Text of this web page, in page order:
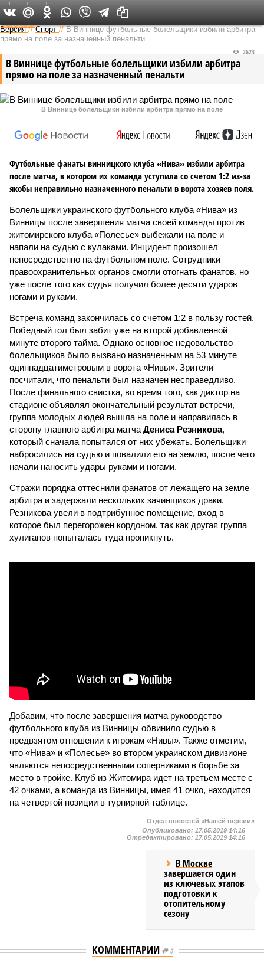
Федеральный выпуск
Версия //Спорт //В Виннице футбольные болельщики избили арбитра
прямо на поле за назначенный пенальти
В Виннице футбольные болельщики избили арбитра
прямо на поле за назначенный пенальти
2623
В Виннице болельщики избили арбитра прямо на поле
Футбольные фанаты винницкого клуба «Нива» избили арбитра
после матча, в котором их команда уступила со счетом 1:2 из-за
якобы неправильно назначенного пенальти в ворота хозяев поля.
Болельщики украинского футбольного клуба «Нива» из
Винницы после завершения матча своей команды против
житомирского клуба «Полесье» выбежали на поле и
напали на судью с кулаками. Инцидент произошел
непосредственно на футбольном поле. Сотрудники
правоохранительных органов смогли отогнать фанатов, но
уже после того как судья получил более десяти ударов
ногами и руками.
Встреча команд закончилась со счетом 1:2 в пользу гостей.
Победный гол был забит уже на второй добавленной
минуте второго тайма. Однако основное недовольство
болельщиков было вызвано назначенным на 53 минуте
одиннадцатиметровым в ворота «Нивы». Зрители
посчитали, что пенальти был назначен несправедливо.
После финального свистка, во время того, как диктор на
стадионе объявлял окончательный результат встречи,
группа молодых людей вышла на поле и направилась в
сторону главного арбитра матча Дениса Резникова,
который сначала попытался от них убежать. Болельщики
набросились на судью и повалили его на землю, после чего
начали наносить удары руками и ногами.
Стражи порядка оттеснили фанатов от лежащего на земле
арбитра и задержали нескольких зачинщиков драки.
Резникова увели в подтрибунное помещение, вход в
которое был перегорожен кордоном, так как другая группа
хулиганов попыталась туда проникнуть.
Добавим, что после завершения матча руководство
футбольного клуба из Винницы обвинило судью в
предвзятом отношении к игрокам «Нивы». Также отметим,
что «Нива» и «Полесье» во втором украинском дивизионе
являются непосредственными соперниками в борьбе за
место в тройке. Клуб из Житомира идет на третьем месте с
42 очками, а команда из Винницы, имея 41 очко, находится
на четвертой позиции в турнирной таблице.
1 0 0
Отдел новостей «Нашей версии»
Опубликовано: 17.05.2019 14:16
Отредактировано: 17.05.2019 14:16
В Москве
завершается один
из ключевых этапов
подготовки к
отопительному
сезону
КОММЕНТАРИИ 0